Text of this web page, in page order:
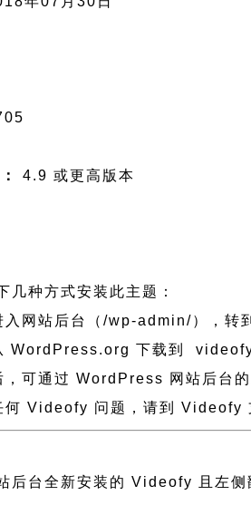
4.9 或更高版本
几种方式安装此主题：
入网站后台（/wp-admin/），转
WordPress.org 下载到
，可通过 WordPress 网站后台的
何 Videofy 问题，请到 Videofy
后台全新安装的 Videofy 且左